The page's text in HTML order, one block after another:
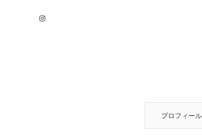
プロフィール